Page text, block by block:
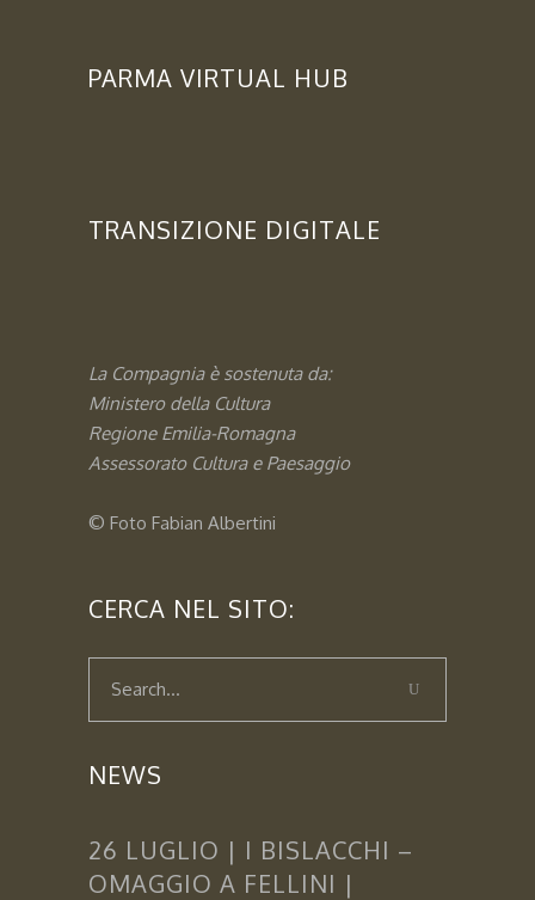
PARMA VIRTUAL HUB
TRANSIZIONE DIGITALE
La Compagnia è sostenuta da:
Ministero della Cultura
Regione Emilia-Romagna
Assessorato Cultura e Paesaggio
© Foto Fabian Albertini
CERCA NEL SITO:
NEWS
26 LUGLIO | I BISLACCHI –
OMAGGIO A FELLINI |